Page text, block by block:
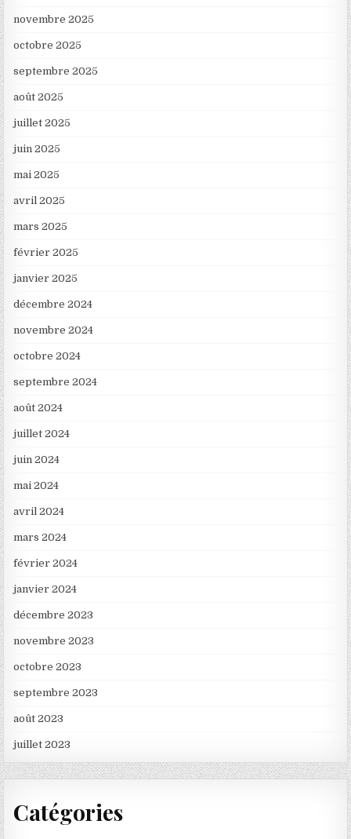
novembre 2025
octobre 2025
septembre 2025
août 2025
juillet 2025
juin 2025
mai 2025
avril 2025
mars 2025
février 2025
janvier 2025
décembre 2024
novembre 2024
octobre 2024
septembre 2024
août 2024
juillet 2024
juin 2024
mai 2024
avril 2024
mars 2024
février 2024
janvier 2024
décembre 2023
novembre 2023
octobre 2023
septembre 2023
août 2023
juillet 2023
Catégories